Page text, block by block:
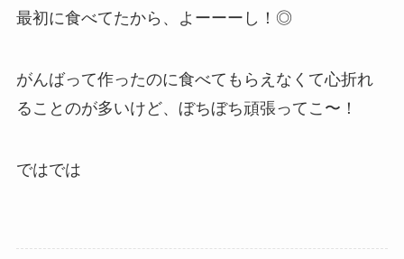
最初に食べてたから、よーーーし！◎
がんばって作ったのに食べてもらえなくて心折れ
ることのが多いけど、ぼちぼち頑張ってこ〜！
ではでは